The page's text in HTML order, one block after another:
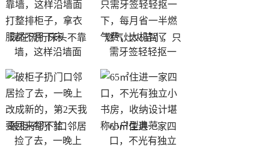
现在流行床头不靠
墙，这样沿墙面
燃气灶火苗小，只
需牙签轻轻抠一
破柜子扔门口邻居
捡了去，一晚上
65㎡住进一家四
口，不光有独立